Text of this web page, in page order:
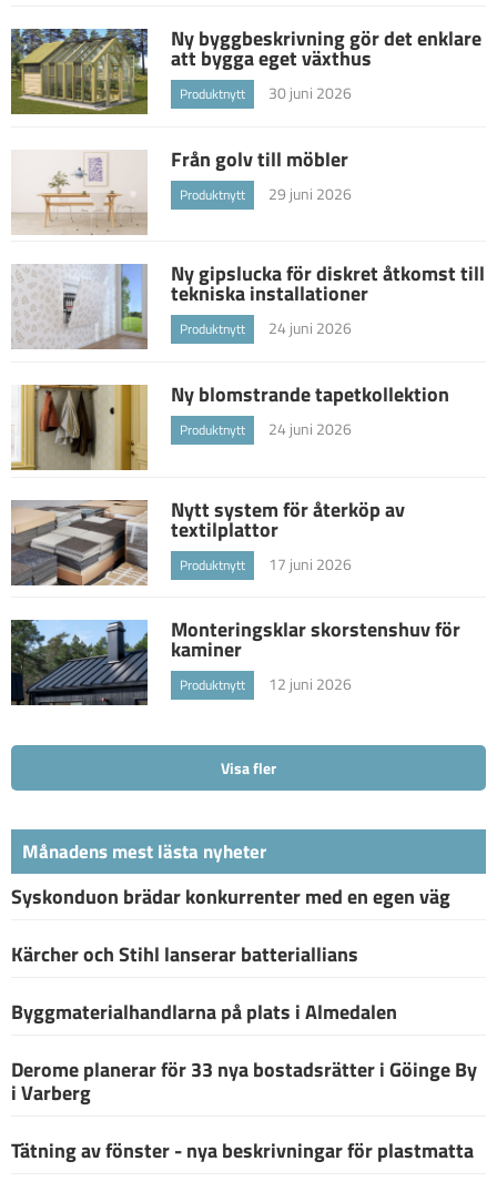
Ny byggbeskrivning gör det enklare
att bygga eget växthus
Produktnytt 30 juni 2026
Från golv till möbler
Produktnytt 29 juni 2026
Ny gipslucka för diskret åtkomst till
tekniska installationer
Produktnytt 24 juni 2026
Ny blomstrande tapetkollektion
Produktnytt 24 juni 2026
Nytt system för återköp av
textilplattor
Produktnytt 17 juni 2026
Monteringsklar skorstenshuv för
kaminer
Produktnytt 12 juni 2026
Visa fler
Månadens mest lästa nyheter
Syskonduon brädar konkurrenter med en egen väg
Kärcher och Stihl lanserar batteriallians
Byggmaterialhandlarna på plats i Almedalen
Derome planerar för 33 nya bostadsrätter i Göinge By
i Varberg
Tätning av fönster - nya beskrivningar för plastmatta